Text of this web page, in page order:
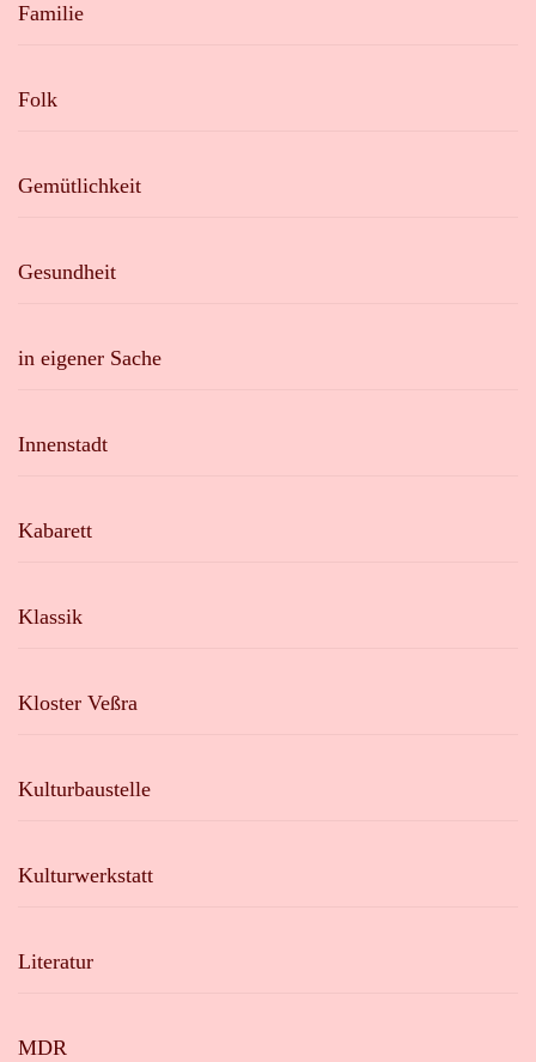
Familie
Folk
Gemütlichkeit
Gesundheit
in eigener Sache
Innenstadt
Kabarett
Klassik
Kloster Veßra
Kulturbaustelle
Kulturwerkstatt
Literatur
MDR